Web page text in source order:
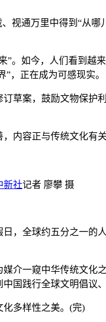
通万里中得到“从哪
如今，人们看到越
，正在成为可感现实。
案，鼓励文物保护
容正与传统文化有
新社记者 廖攀 摄
全球约五分之一的
一窥中华传统文化
国践行全球文明倡议
多样性之美。(完)